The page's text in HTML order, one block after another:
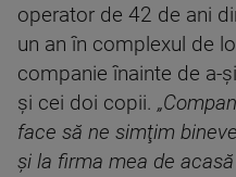
operator de 42 de ani
un an în complexul de
companie înainte de a-
şi cei doi copii.
face să ne simţim
şi la firma mea de